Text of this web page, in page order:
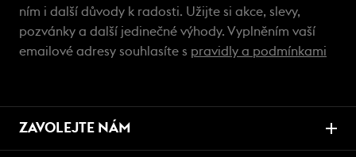
ním i další důvody k radosti. Užijte si akce, slevy,
pozvánky a další jedinečné výhody. Vyplněním vaší
emailové adresy souhlasíte s pravidly a podmínkami
ZAVOLEJTE NÁM